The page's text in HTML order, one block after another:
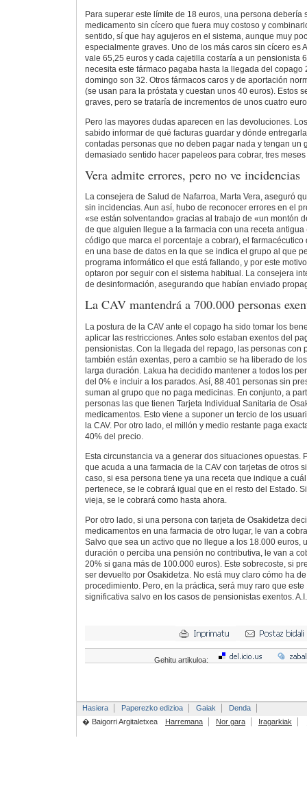
Para superar este límite de 18 euros, una persona debería
medicamento sin cícero que fuera muy costoso y
sentido, sí que hay agujeros en el sistema, aunque muy
especialmente graves. Uno de los más caros sin cícero es
vale 65,25 euros y cada cajetilla costaría a un pensionista
necesita este fármaco pagaba hasta la llegada del copago
domingo son 32. Otros fármacos caros y de aportación
(se usan para la próstata y cuestan unos 40 euros). Estos
graves, pero se trataría de incrementos de unos cuatro
Pero las mayores dudas aparecen en las devoluciones.
sabido informar de qué facturas guardar y dónde
contadas personas que no deben pagar nada y tengan un
demasiado sentido hacer papeleos para cobrar, tres
Vera admite errores, pero no ve incidencias
La consejera de Salud de Nafarroa, Marta Vera, aseguró
sin incidencias. Aun así, hubo de reconocer errores en el
«se están solventando» gracias al trabajo de «un montón
de que alguien llegue a la farmacia con una receta
código que marca el porcentaje a cobrar), el
en una base de datos en la que se indica el grupo al que
programa informático el que está fallando, y por este
optaron por seguir con el sistema habitual. La consejera
de desinformación, asegurando que habían enviado
La CAV mantendrá a 700.000 personas
La postura de la CAV ante el copago ha sido tomar los
aplicar las restricciones. Antes solo estaban exentos del
pensionistas. Con la llegada del repago, las personas con
también están exentas, pero a cambio se ha liberado de
larga duración. Lakua ha decidido mantener a todos los
del 0% e incluir a los parados. Así, 88.401 personas sin
suman al grupo que no paga medicinas. En conjunto, a
personas las que tienen Tarjeta Individual Sanitaria de
medicamentos. Esto viene a suponer un tercio de los
la CAV. Por otro lado, el millón y medio restante paga
40% del precio.
Esta circunstancia va a generar dos situaciones opuestas.
que acuda a una farmacia de la CAV con tarjetas de otros
caso, si esa persona tiene ya una receta que indique a
pertenece, se le cobrará igual que en el resto del Estado.
vieja, se le cobrará como hasta ahora.
Por otro lado, si una persona con tarjeta de Osakidetza
medicamentos en una farmacia de otro lugar, le van a
Salvo que sea un activo que no llegue a los 18.000 euros,
duración o perciba una pensión no contributiva, le van a
20% si gana más de 100.000 euros). Este sobrecoste, si
ser devuelto por Osakidetza. No está muy claro cómo ha
procedimiento. Pero, en la práctica, será muy raro que
significativa salvo en los casos de pensionistas exentos. A.I.
Gehitu artikuloa:
Hasiera Paperezko edizioa Gaiak
Denda
� Baigorri Argitaletxea
Harremana Nor gara Iragarkiak